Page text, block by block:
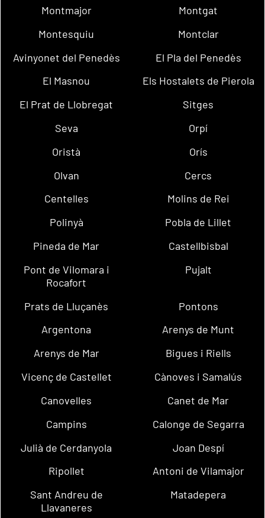
Montmajor
Montgat
Montesquiu
Montclar
Avinyonet del Penedès
El Pla del Penedès
El Masnou
Els Hostalets de Pierola
El Prat de Llobregat
Sitges
Seva
Orpí
Oristà
Orís
Olvan
Cercs
Centelles
Molins de Rei
Polinyà
Pobla de Lillet
Pineda de Mar
Castellbisbal
Pont de Vilomara i
Rocafort
Pujalt
Prats de Lluçanès
Pontons
Argentona
Arenys de Munt
Arenys de Mar
Bigues i Riells
Vicenç de Castellet
Cànoves i Samalús
Canovelles
Canet de Mar
Campins
Calonge de Segarra
Julià de Cerdanyola
Joan Despí
Ripollet
Antoni de Vilamajor
Sant Andreu de
Llavaneres
Matadepera